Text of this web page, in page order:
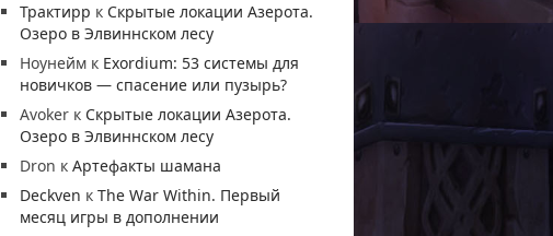
Трактирр к Скрытые локации Азерота.
Озеро в Элвиннском лесу
Ноунейм к Exordium: 53 системы для
новичков — спасение или пузырь?
Avoker к Скрытые локации Азерота.
Озеро в Элвиннском лесу
Dron кАртефакты шамана
Deckven кThe War Within. Первый
месяц игры в дополнении